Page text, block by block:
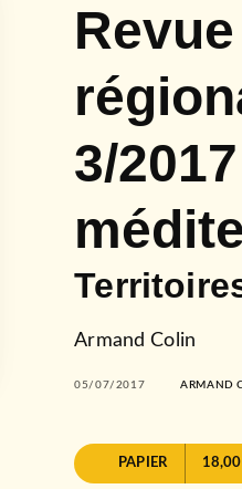
3/
Armand Colin
05/07/2017 ARMAND
PAPIER